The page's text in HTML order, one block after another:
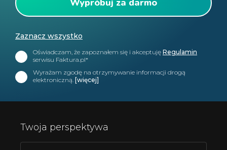
Zaznacz wszystko
Oświadczam, że zapoznałem się i akceptuję Regulamin
serwisu Faktura.pl*
Wyrażam zgodę na otrzymywanie informacji drogą
elektroniczną. [więcej]
Twoja perspektywa